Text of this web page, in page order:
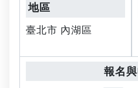
臺北市 內湖區